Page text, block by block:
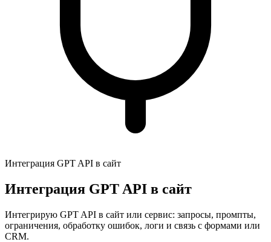
Интеграция GPT API в сайт
Интеграция GPT API в сайт
Интегрирую GPT API в сайт или сервис: запросы, промпты,
ограничения, обработку ошибок, логи и связь с формами или
CRM.